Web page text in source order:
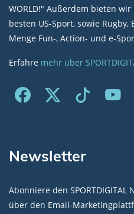
WORLD!" Außerdem bieten
besten US-Sport, sowie
Menge Fun-, Action- und e-
Erfahre mehr über
Newsletter
Abonniere den
über den Email-